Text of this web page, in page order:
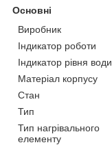
Основні
Виробник
Індикатор роботи
Індикатор рівня води
Матеріал корпусу
Стан
Тип
Тип нагрівального
елементу